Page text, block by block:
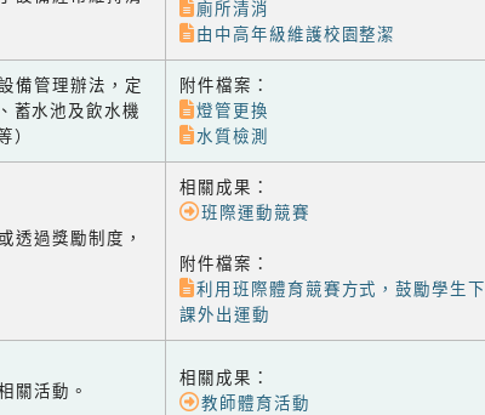
廁所清消
由中高年級維護校園整潔
備管理辦法，定
蓄水池及飲水機
）
附件檔案：
燈管更換
水質檢測
透過獎勵制度，
相關成果：
班際運動競賽
附件檔案：
利用班際體育競賽方式，鼓勵學生下
課外出運動
關活動。
相關成果：
教師體育活動